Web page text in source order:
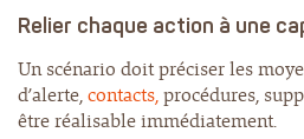
Relier chaque action à une
Un scénario doit préciser les
d’alerte,contacts,procédures,
être réalisable immédiatement.